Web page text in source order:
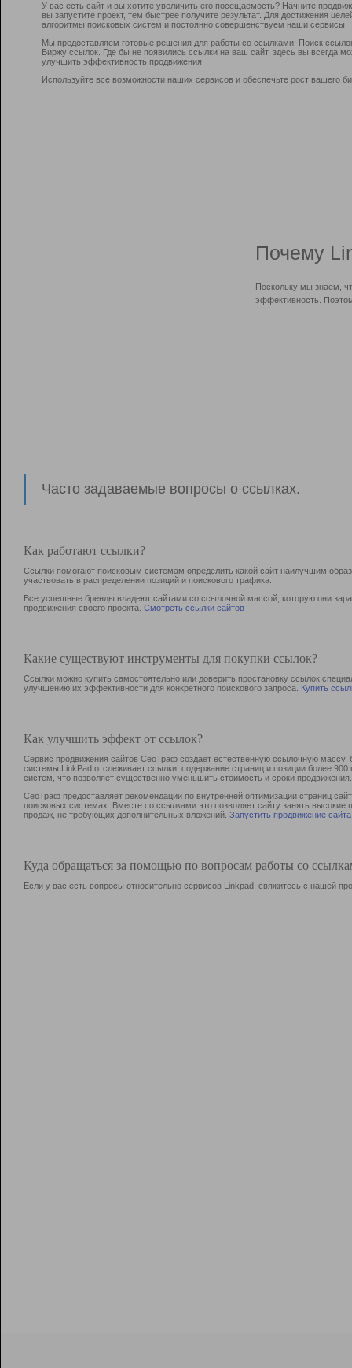
У вас есть сайт и вы хотите увеличить его посещаемость? Начните
вы запустите проект, тем быстрее получите результат. Для достижения
алгоритмы поисковых систем и постоянно совершенствуем наши сервисы.
Мы предоставляем готовые решения для работы со ссылками: Поиск
Биржу ссылок. Где бы не появились ссылки на ваш сайт, здесь вы всегда
улучшить эффективность продвижения.
Используйте все возможности наших сервисов и обеспечьте рост вашего
Почему
Поскольку мы знаем,
эффективность.
Часто задаваемые вопросы о ссылках.
Как работают ссылки?
Ссылки помогают поисковым системам определить какой сайт наилучшим
участвовать в раcпределении позиций и поискового трафика.
Все успешные бренды владеют сайтами со ссылочной массой, которую они
продвижения своего проекта. Смотреть ссылки сайтов
Какие существуют инструменты для покупки ссылок?
Ссылки можно купить самостоятельно или доверить простановку ссылок
улучшению их эффективности для конкретного поискового запроса. Купить
Как улучшить эффект от ссылок?
Сервис продвижения сайтов СеоТраф создает естественную ссылочную
системы LinkPad отслеживает ссылки, содержание страниц и позиции более
систем, что позволяет существенно уменьшить стоимость и сроки продвижения.
СеоТраф предоставляет рекомендации по внутренней оптимизации страниц
поисковых системах. Вместе со ссылками это позволяет сайту занять
продаж, не требующих дополнительных вложений. Запустить продвижение сайта
Куда обращаться за помощью по вопросам работы со
Если у вас есть вопросы относительно сервисов Linkpad, свяжитесь с нашей